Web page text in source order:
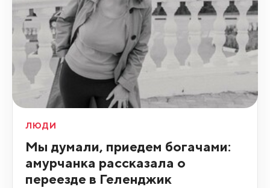
ЛЮДИ
Мы думали, приедем богачами:
амурчанка рассказала о
переезде в Геленджик